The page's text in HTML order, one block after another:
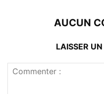
AUCUN
LAISSER